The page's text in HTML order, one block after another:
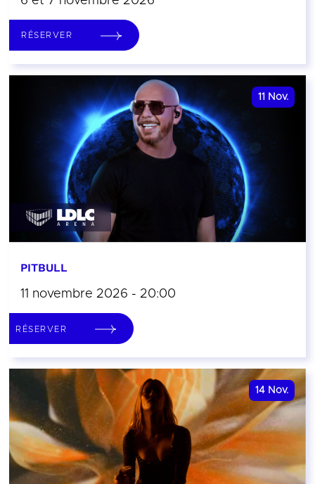
RÉSERVER
11 Nov.
PITBULL
11 novembre 2026 - 20:00
RÉSERVER
14 Nov.